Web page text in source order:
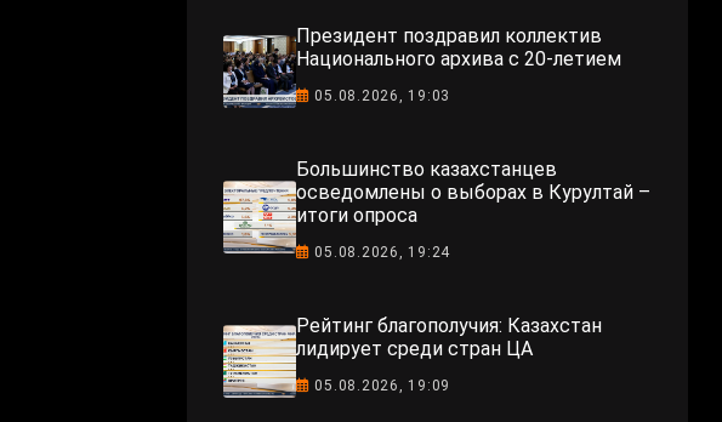
Президент поздравил коллектив
Национального архива с 20-летием
05.08.2026, 19:03
Большинство казахстанцев
осведомлены о выборах в Курултай –
итоги опроса
05.08.2026, 19:24
Рейтинг благополучия: Казахстан
лидирует среди стран ЦА
05.08.2026, 19:09